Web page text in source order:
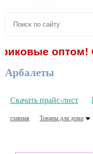
оптом!
Арбалеты
Скачать прайс-лист
главная Товары для дома